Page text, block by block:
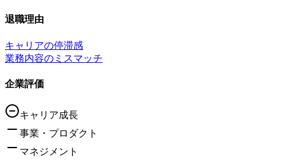
退職理由
キャリアの停滞感
業務内容のミスマッチ
企業評価
キャリア成長
事業・プロダクト
マネジメント